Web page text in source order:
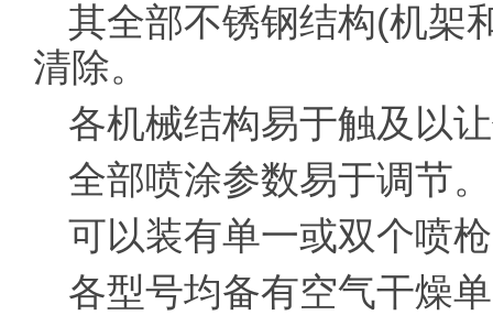
其全部不锈钢结构(机架
清除。
各机械结构易于触及以
全部喷涂参数易于调节。
可以装有单一或双个喷
各型号均备有空气干燥